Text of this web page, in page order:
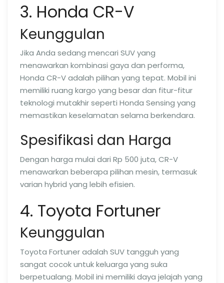
3. Honda CR-V
Keunggulan
Jika Anda sedang mencari SUV yang
menawarkan kombinasi gaya dan performa,
Honda CR-V adalah pilihan yang tepat. Mobil ini
memiliki ruang kargo yang besar dan fitur-fitur
teknologi mutakhir seperti Honda Sensing yang
memastikan keselamatan selama berkendara.
Spesifikasi dan Harga
Dengan harga mulai dari Rp 500 juta, CR-V
menawarkan beberapa pilihan mesin, termasuk
varian hybrid yang lebih efisien.
4. Toyota Fortuner
Keunggulan
Toyota Fortuner adalah SUV tangguh yang
sangat cocok untuk keluarga yang suka
berpetualang. Mobil ini memiliki daya jelajah yang